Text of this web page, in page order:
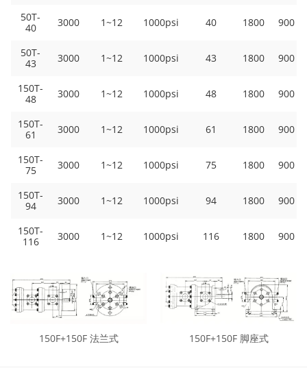
50T-
40
3000 1~12 1000psi 40 1800 900
50T-
43
3000 1~12 1000psi 43 1800 900
150T-
48
3000 1~12 1000psi 48 1800 900
150T-
61
3000 1~12 1000psi 61 1800 900
150T-
75
3000 1~12 1000psi 75 1800 900
150T-
94
3000 1~12 1000psi 94 1800 900
150T-
116
3000 1~12 1000psi 116 1800 900
150F+150F 法兰式 150F+150F 脚座式